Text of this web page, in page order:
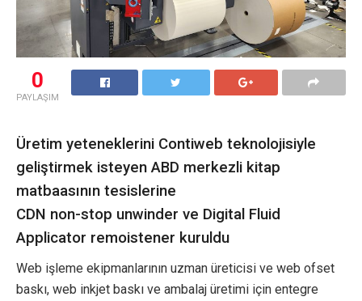
0
PAYLAŞIM
Üretim yeteneklerini Contiweb teknolojisiyle
geliştirmek isteyen ABD merkezli kitap
matbaasının tesislerine
CDN non-stop unwinder ve Digital Fluid
Applicator remoistener kuruldu
Web işleme ekipmanlarının uzman üreticisi ve web ofset
baskı, web inkjet baskı ve ambalaj üretimi için entegre